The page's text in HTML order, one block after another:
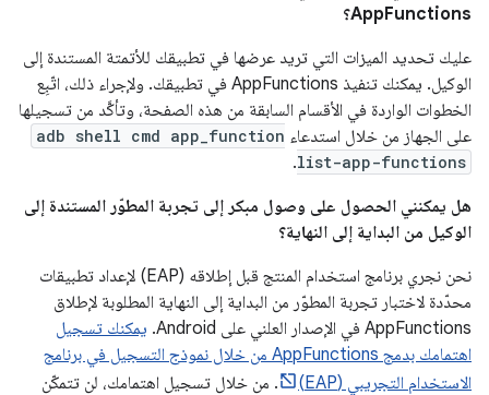
AppFunctions؟
عليك تحديد الميزات التي تريد عرضها في تطبيقك للأتمتة المستندة إلى
الوكيل. يمكنك تنفيذ AppFunctions في تطبيقك. ولإجراء ذلك، اتّبِع
الخطوات الواردة في الأقسام السابقة من هذه الصفحة، وتأكَّد من تسجيلها
على الجهاز من خلال استدعاء adb shell cmd app_function
list-app-functions
.
هل يمكنني الحصول على وصول مبكر إلى تجربة المطوّر المستندة إلى
الوكيل من البداية إلى النهاية؟
نحن نجري برنامج استخدام المنتج قبل إطلاقه (EAP) لإعداد تطبيقات
محدّدة لاختبار تجربة المطوّر من البداية إلى النهاية المطلوبة لإطلاق
AppFunctions في الإصدار العلني على Android.
يمكنك تسجيل
اهتمامك بدمج AppFunctions من خلال نموذج التسجيل في برنامج
الاستخدام التجريبي (EAP)
. من خلال تسجيل اهتمامك، لن تتمكّن